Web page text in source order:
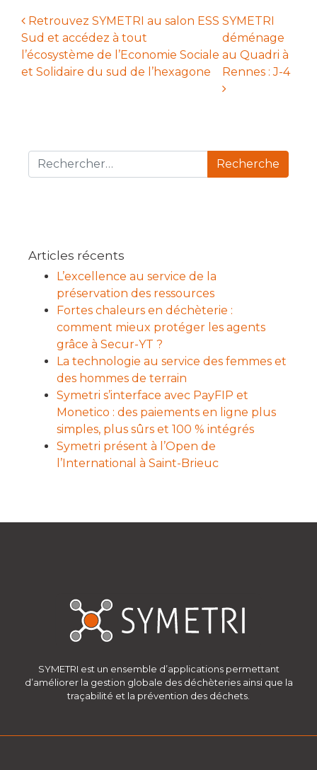
Navigation des articles
Retrouvez SYMETRI au salon ESS
Sud et accédez à tout
l’écosystème de l’Economie Sociale
et Solidaire du sud de l’hexagone
SYMETRI
déménage
au Quadri à
Rennes : J-4
Recherche pour :
Articles récents
L’excellence au service de la
préservation des ressources
Fortes chaleurs en déchèterie :
comment mieux protéger les agents
grâce à Secur-YT ?
La technologie au service des femmes et
des hommes de terrain
Symetri s’interface avec PayFIP et
Monetico : des paiements en ligne plus
simples, plus sûrs et 100 % intégrés
Symetri présent à l’Open de
l’International à Saint-Brieuc
SYMETRI est un ensemble d’applications permettant
d’améliorer la gestion globale des déchèteries ainsi que la
traçabilité et la prévention des déchets.